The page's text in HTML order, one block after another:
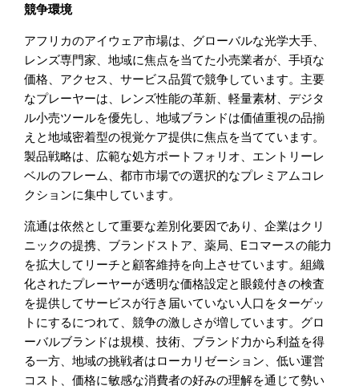
競争環境
アフリカのアイウェア市場は、グローバルな光学大手、
レンズ専門家、地域に焦点を当てた小売業者が、手頃な
価格、アクセス、サービス品質で競争しています。主要
なプレーヤーは、レンズ性能の革新、軽量素材、デジタ
ル小売ツールを優先し、地域ブランドは価値重視の品揃
えと地域密着型の視覚ケア提供に焦点を当てています。
製品戦略は、広範な処方ポートフォリオ、エントリーレ
ベルのフレーム、都市市場での選択的なプレミアムコレ
クションに集中しています。
流通は依然として重要な差別化要因であり、企業はクリ
ニックの提携、ブランドストア、薬局、Eコマースの能力
を拡大してリーチと顧客維持を向上させています。組織
化されたプレーヤーが透明な価格設定と眼鏡付きの検査
を提供してサービスが行き届いていない人口をターゲッ
トにするにつれて、競争の激しさが増しています。グロ
ーバルブランドは規模、技術、ブランド力から利益を得
る一方、地域の挑戦者はローカリゼーション、低い運営
コスト、価格に敏感な消費者の好みの理解を通じて勢い